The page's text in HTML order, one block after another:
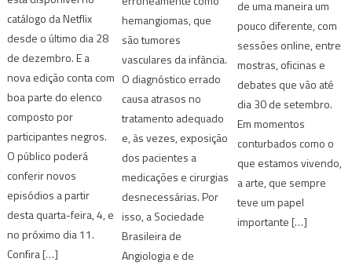
catálogo da Netflix
desde o último dia 28
de dezembro. E a
nova edição conta com
boa parte do elenco
composto por
participantes negros.
O público poderá
conferir novos
episódios a partir
desta quarta-feira, 4, e
no próximo dia 11.
Confira […]
hemangiomas, que
são tumores
vasculares da infância.
O diagnóstico errado
causa atrasos no
tratamento adequado
e, às vezes, exposição
dos pacientes a
medicações e cirurgias
desnecessárias. Por
isso, a Sociedade
Brasileira de
Angiologia e de
de uma maneira um
pouco diferente, com
sessões online, entre
mostras, oficinas e
debates que vão até
dia 30 de setembro.
Em momentos
conturbados como o
que estamos vivendo,
a arte, que sempre
teve um papel
importante […]